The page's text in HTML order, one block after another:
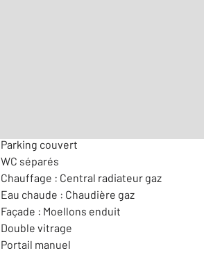
Parking couvert
WC séparés
Chauffage : Central radiateur gaz
Eau chaude : Chaudière gaz
Façade : Moellons enduit
Double vitrage
Portail manuel